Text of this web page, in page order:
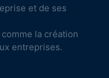
et de ses
la création
entreprises.